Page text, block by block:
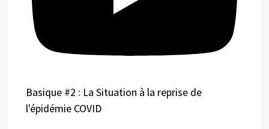
Basique #2 : La Situation à la reprise de
l'épidémie COVID